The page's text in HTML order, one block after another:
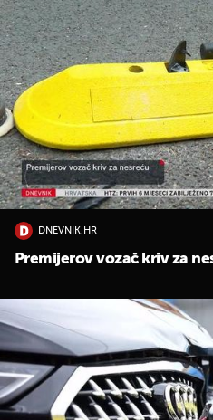
DNEVNIK.HR
Premijerov vozač kriv za